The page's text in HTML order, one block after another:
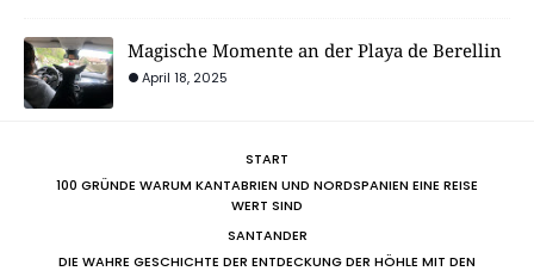
Magische Momente an der Playa de Berellin
April 18, 2025
START
100 GRÜNDE WARUM KANTABRIEN UND NORDSPANIEN EINE REISE
WERT SIND
SANTANDER
DIE WAHRE GESCHICHTE DER ENTDECKUNG DER HÖHLE MIT DEN